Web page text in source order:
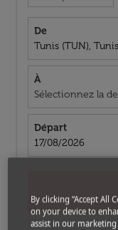
De
Tunis (TUN),
À
Sélectionnez la
Départ
fc-booking-
17/08/2026
By clicking “Accept All
on your device to
assist in our